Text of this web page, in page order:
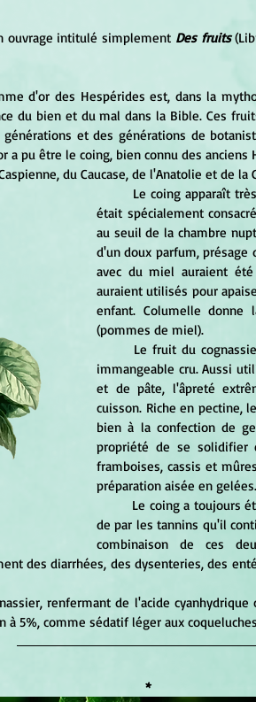
ouvrage intitulé simplement Des fruits
du bien et du mal dans la Bible. Ces
et des générations de
a pu être le coing, bien connu des
du Caucase, de l'Anatolie et de la
était spécialement
au seuil de la chambre
d'un doux parfum, présage
avec du miel auraient
auraient utilisés pour
enfant. Columelle
(pommes de miel).
immangeable cru. Aussi
et de pâte, l'âpreté
cuisson. Riche en pectine,
bien à la confection de
propriété de se solidifier
framboises, cassis et
préparation aisée en gelées.
de par les tannins qu'il
combinaison de ces
des diarrhées, des dysenteries, des
5%, comme sédatif léger aux
*